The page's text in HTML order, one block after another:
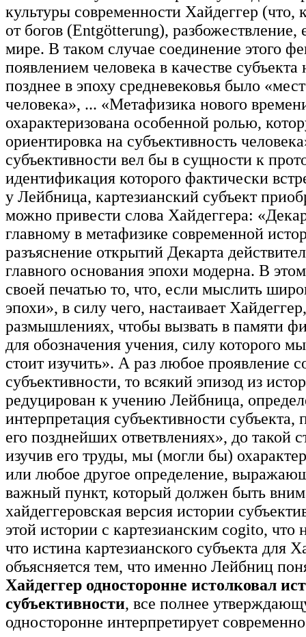
культуры современности Хайдеггер (что,
от богов (Entgötterung), разбожествление,
мире. В таком случае соединение этого
появлением человека в качестве
позднее в эпоху средневековья было
человека», ... «Метафизика нового
охарактеризована особенной ролью,
ориентировка на субъективность
субъективности вел бы в сущности к
идентификация которого фактически
у Лейбница, картезианский субъект
можно привести слова Хайдеггера:
главному в метафизике современной
разъяснение открытий Декарта
главного основания эпохи модерна. В
своей печатью то, что, если мыслить
эпохи», в силу чего, настаивает
размышлениях, чтобы вызвать в памяти
для обозначения учения, силу которого
стоит изучить». А раз любое проявление
субъективности, то всякий эпизод из
редуцирован к учению Лейбница,
интерпретация субъективности
его позднейших ответвлениях», до такой
изучив его труды, мы (могли бы)
или любое другое определение,
важный пункт, который должен быть
хайдеггеровская версия истории
этой истории с картезианским cogito, что
что истина картезианского субъекта для
объясняется тем, что именно Лейбниц
Хайдеггер односторонне истолковал
субъективности, все полнее
односторонне интерпретирует